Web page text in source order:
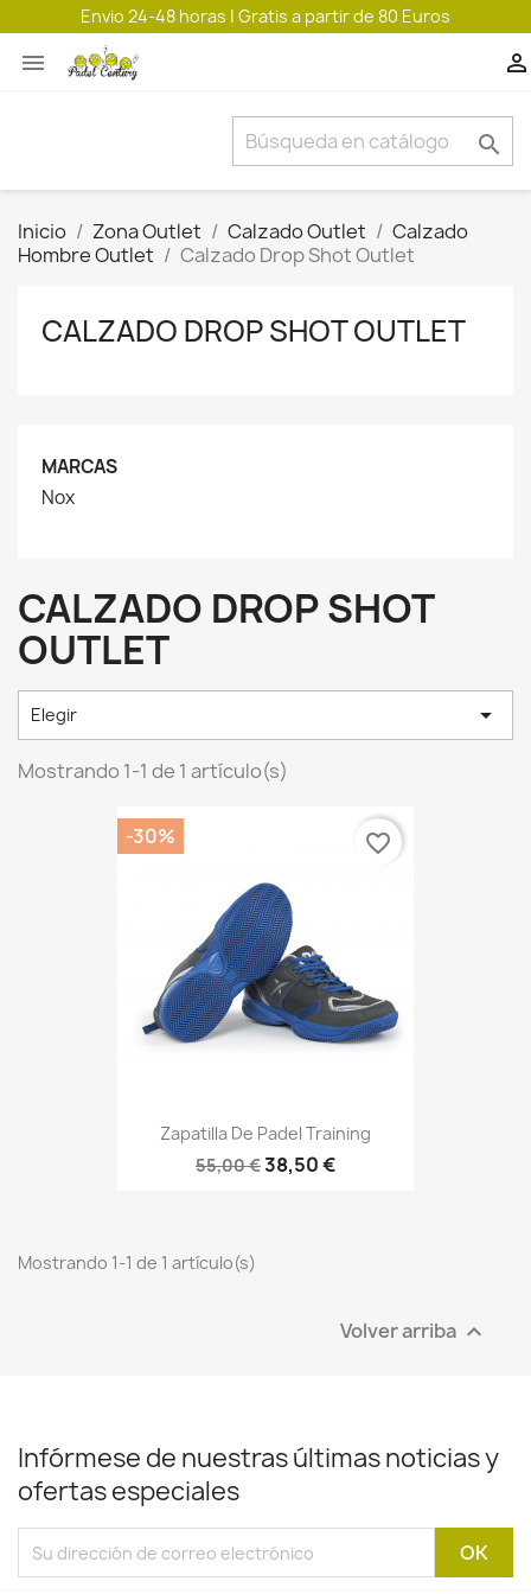
Envio 24-48 horas | Gratis a partir de 80 Euros
 

Inicio Zona Outlet Calzado Outlet
Calzado
Hombre Outlet
Calzado Drop Shot Outlet
CALZADO DROP SHOT OUTLET
MARCAS
Nox
CALZADO DROP SHOT
OUTLET
Elegir 
Mostrando 1-1 de 1 artículo(s)
Zapatilla De Padel Training
55,00 €38,50 €
-30% favorite_border
Mostrando 1-1 de 1 artículo(s)
Volver arriba 
Infórmese de nuestras últimas noticias y
ofertas especiales